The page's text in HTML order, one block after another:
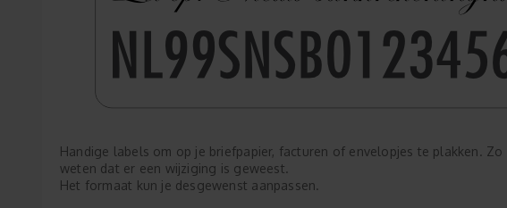
Handige labels om op je briefpapier, facturen of envelopjes te plakken.
weten dat er een wijziging is geweest.
Het formaat kun je desgewenst aanpassen.